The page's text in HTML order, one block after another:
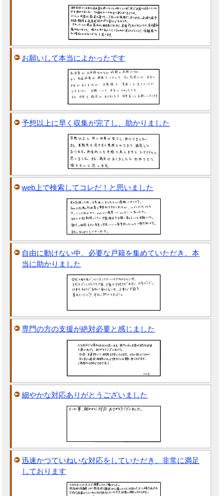
お願いして本当によかったです
予想以上に早く収集が完了し、助かりました
web上で検索してコレだ！と思いました
自由に動けない中、必要な戸籍を集めていただき、本
当に助かりました
専門の方の支援が絶対必要と感じました
細やかな対応ありがとうございました
迅速かつていねいな対応をしていただき、非常に満足
しております